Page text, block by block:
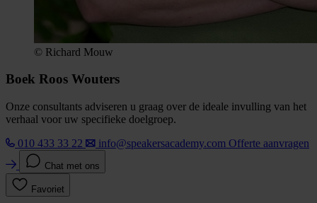
© Richard Mouw
Boek Roos Wouters
Onze consultants adviseren u graag over de ideale invulling van het
verhaal voor uw specifieke doelgroep.
010 433 33 22
info@speakersacademy.com Offerte aanvragen
Chat met ons
Favoriet